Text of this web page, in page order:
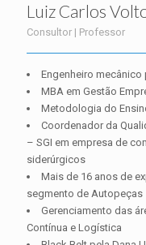
Luiz Carlos
Consultor | Professor
Engenheiro mecânico
MBA em Gestão
Metodologia do
Coordenador da
– SGI em empresa de
siderúrgicos
Mais de 16 anos de
segmento de Autopeças
Gerenciamento das
Contínua e Logística